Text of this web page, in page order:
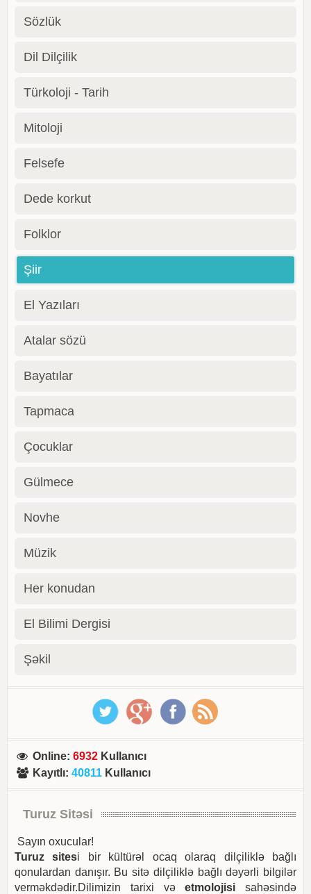
Sözlük
Dil Dilçilik
Türkoloji - Tarih
Mitoloji
Felsefe
Dede korkut
Folklor
Şiir
El Yazıları
Atalar sözü
Bayatılar
Tapmaca
Çocuklar
Gülmece
Novhe
Müzik
Her konudan
El Bilimi Dergisi
Şəkil
Online:6932 Kullanıcı
Kayıtlı:40811 Kullanıcı
Turuz Sitəsi
Sayın oxucular!
Turuz sitesi bir kültürəl ocaq olaraq dilçiliklə bağlı
qonulardan danışır. Bu sitə dilçiliklə bağlı dəyərli bilgilər
verməkdədir.Dilimizin tarixi vəetmolojisi sahəsində